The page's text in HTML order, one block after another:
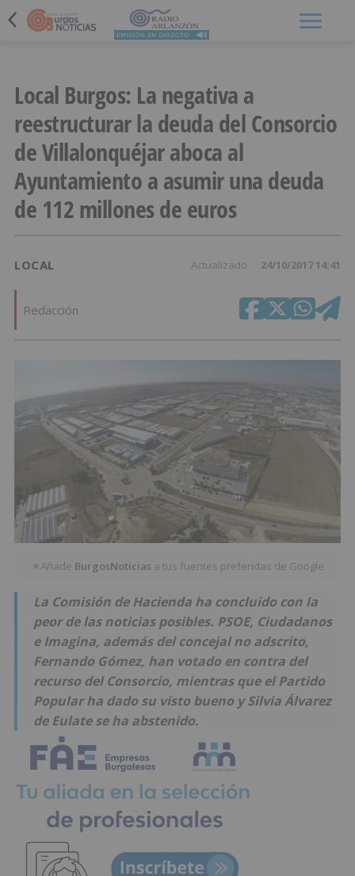
Local Burgos: La negativa a
reestructurar la deuda del Consorcio
de Villalonquéjar aboca al
Ayuntamiento a asumir una deuda
de 112 millones de euros
LOCAL Actualizado 24/10/2017 14:41
Redacción
★Añade BurgosNoticias a tus fuentes preferidas de Google
La Comisión de Hacienda ha concluido con la
peor de las noticias posibles. PSOE, Ciudadanos
e Imagina, además del concejal no adscrito,
Fernando Gómez, han votado en contra del
recurso del Consorcio, mientras que el Partido
Popular ha dado su visto bueno y Silvia Álvarez
de Eulate se ha abstenido.